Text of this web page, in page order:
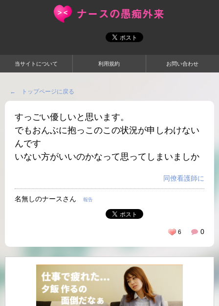
当サイトについて 利用規約 お問い合わせ
← トップページに戻る
すっごい優しいと思います。
でもおんぶに抱っこのこの状況が申しわけない
んです
いない方がいいのかなって思ってしまいましか
同僚看護師に
名無しのナースさん 報告
0
6